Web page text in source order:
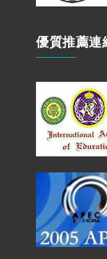
優質推薦連